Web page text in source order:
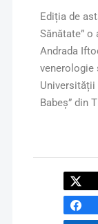
Ediția de
Sănătate”
Andrada
venerologie
Universității
Babeș” din